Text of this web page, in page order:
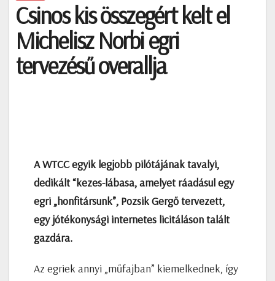
Csinos kis összegért kelt el
Michelisz Norbi egri
tervezésű overallja
A WTCC egyik legjobb pilótájának tavalyi,
dedikált “kezes-lábasa, amelyet ráadásul egy
egri „honfitársunk”, Pozsik Gergő tervezett,
egy jótékonysági internetes licitáláson talált
gazdára.
Az egriek annyi „műfajban” kiemelkednek, így